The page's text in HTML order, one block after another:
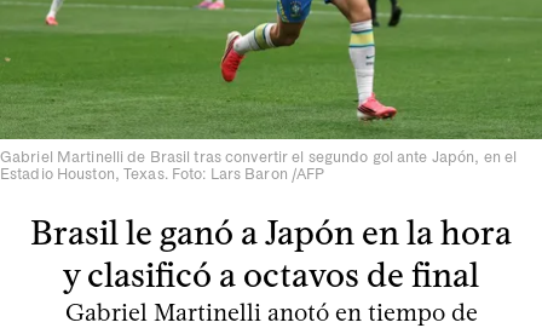
Gabriel Martinelli de Brasil tras convertir el segundo gol ante Japón, en el
Estadio Houston, Texas. Foto: Lars Baron /AFP
Brasil le ganó a Japón en la hora
y clasificó a octavos de final
Gabriel Martinelli anotó en tiempo de